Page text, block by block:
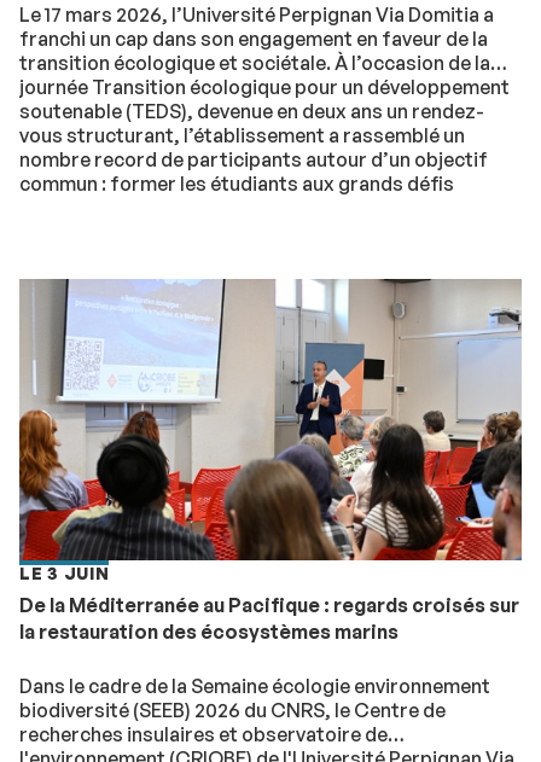
Le 17 mars 2026, l’Université Perpignan Via Domitia a
franchi un cap dans son engagement en faveur de la
transition écologique et sociétale. À l’occasion de la
journée Transition écologique pour un développement
soutenable (TEDS), devenue en deux ans un rendez-
vous structurant, l’établissement a rassemblé un
nombre record de participants autour d’un objectif
commun : former les étudiants aux grands défis
LE 3 JUIN
De la Méditerranée au Pacifique : regards croisés sur
la restauration des écosystèmes marins
Dans le cadre de la Semaine écologie environnement
biodiversité (SEEB) 2026 du CNRS, le Centre de
recherches insulaires et observatoire de